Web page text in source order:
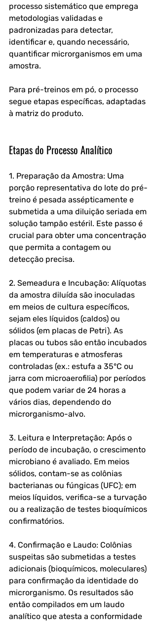
processo sistemático que emprega
metodologias validadas e
padronizadas para detectar,
identificar e, quando necessário,
quantificar microrganismos em uma
amostra.
Para pré-treinos em pó, o processo
segue etapas específicas, adaptadas
à matriz do produto.
Etapas do Processo Analítico
1. Preparação da Amostra: Uma
porção representativa do lote do pré-
treino é pesada assépticamente e
submetida a uma diluição seriada em
solução tampão estéril. Este passo é
crucial para obter uma concentração
que permita a contagem ou
detecção precisa.
2. Semeadura e Incubação: Alíquotas
da amostra diluída são inoculadas
em meios de cultura específicos,
sejam eles líquidos (caldos) ou
sólidos (em placas de Petri). As
placas ou tubos são então incubados
em temperaturas e atmosferas
controladas (ex.: estufa a 35°C ou
jarra com microaerofilia) por períodos
que podem variar de 24 horas a
vários dias, dependendo do
microrganismo-alvo.
3. Leitura e Interpretação: Após o
período de incubação, o crescimento
microbiano é avaliado. Em meios
sólidos, contam-se as colônias
bacterianas ou fúngicas (UFC); em
meios líquidos, verifica-se a turvação
ou a realização de testes bioquímicos
confirmatórios.
4. Confirmação e Laudo: Colônias
suspeitas são submetidas a testes
adicionais (bioquímicos, moleculares)
para confirmação da identidade do
microrganismo. Os resultados são
então compilados em um laudo
analítico que atesta a conformidade